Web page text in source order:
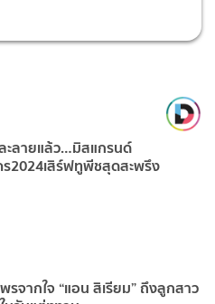
ะลายแล้ว…มิสแกรนด์
2024เสิร์ฟทูพีชสุดสะพรึง
รจากใจ “แอน สิเรียม” ถึงลูกสาว